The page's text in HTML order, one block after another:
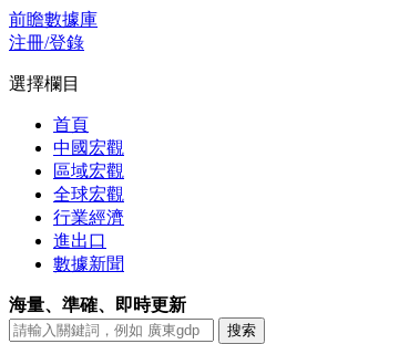
前瞻數據庫
注冊/登錄
選擇欄目
首頁
中國宏觀
區域宏觀
全球宏觀
行業經濟
進出口
數據新聞
海量、準確、即時更新